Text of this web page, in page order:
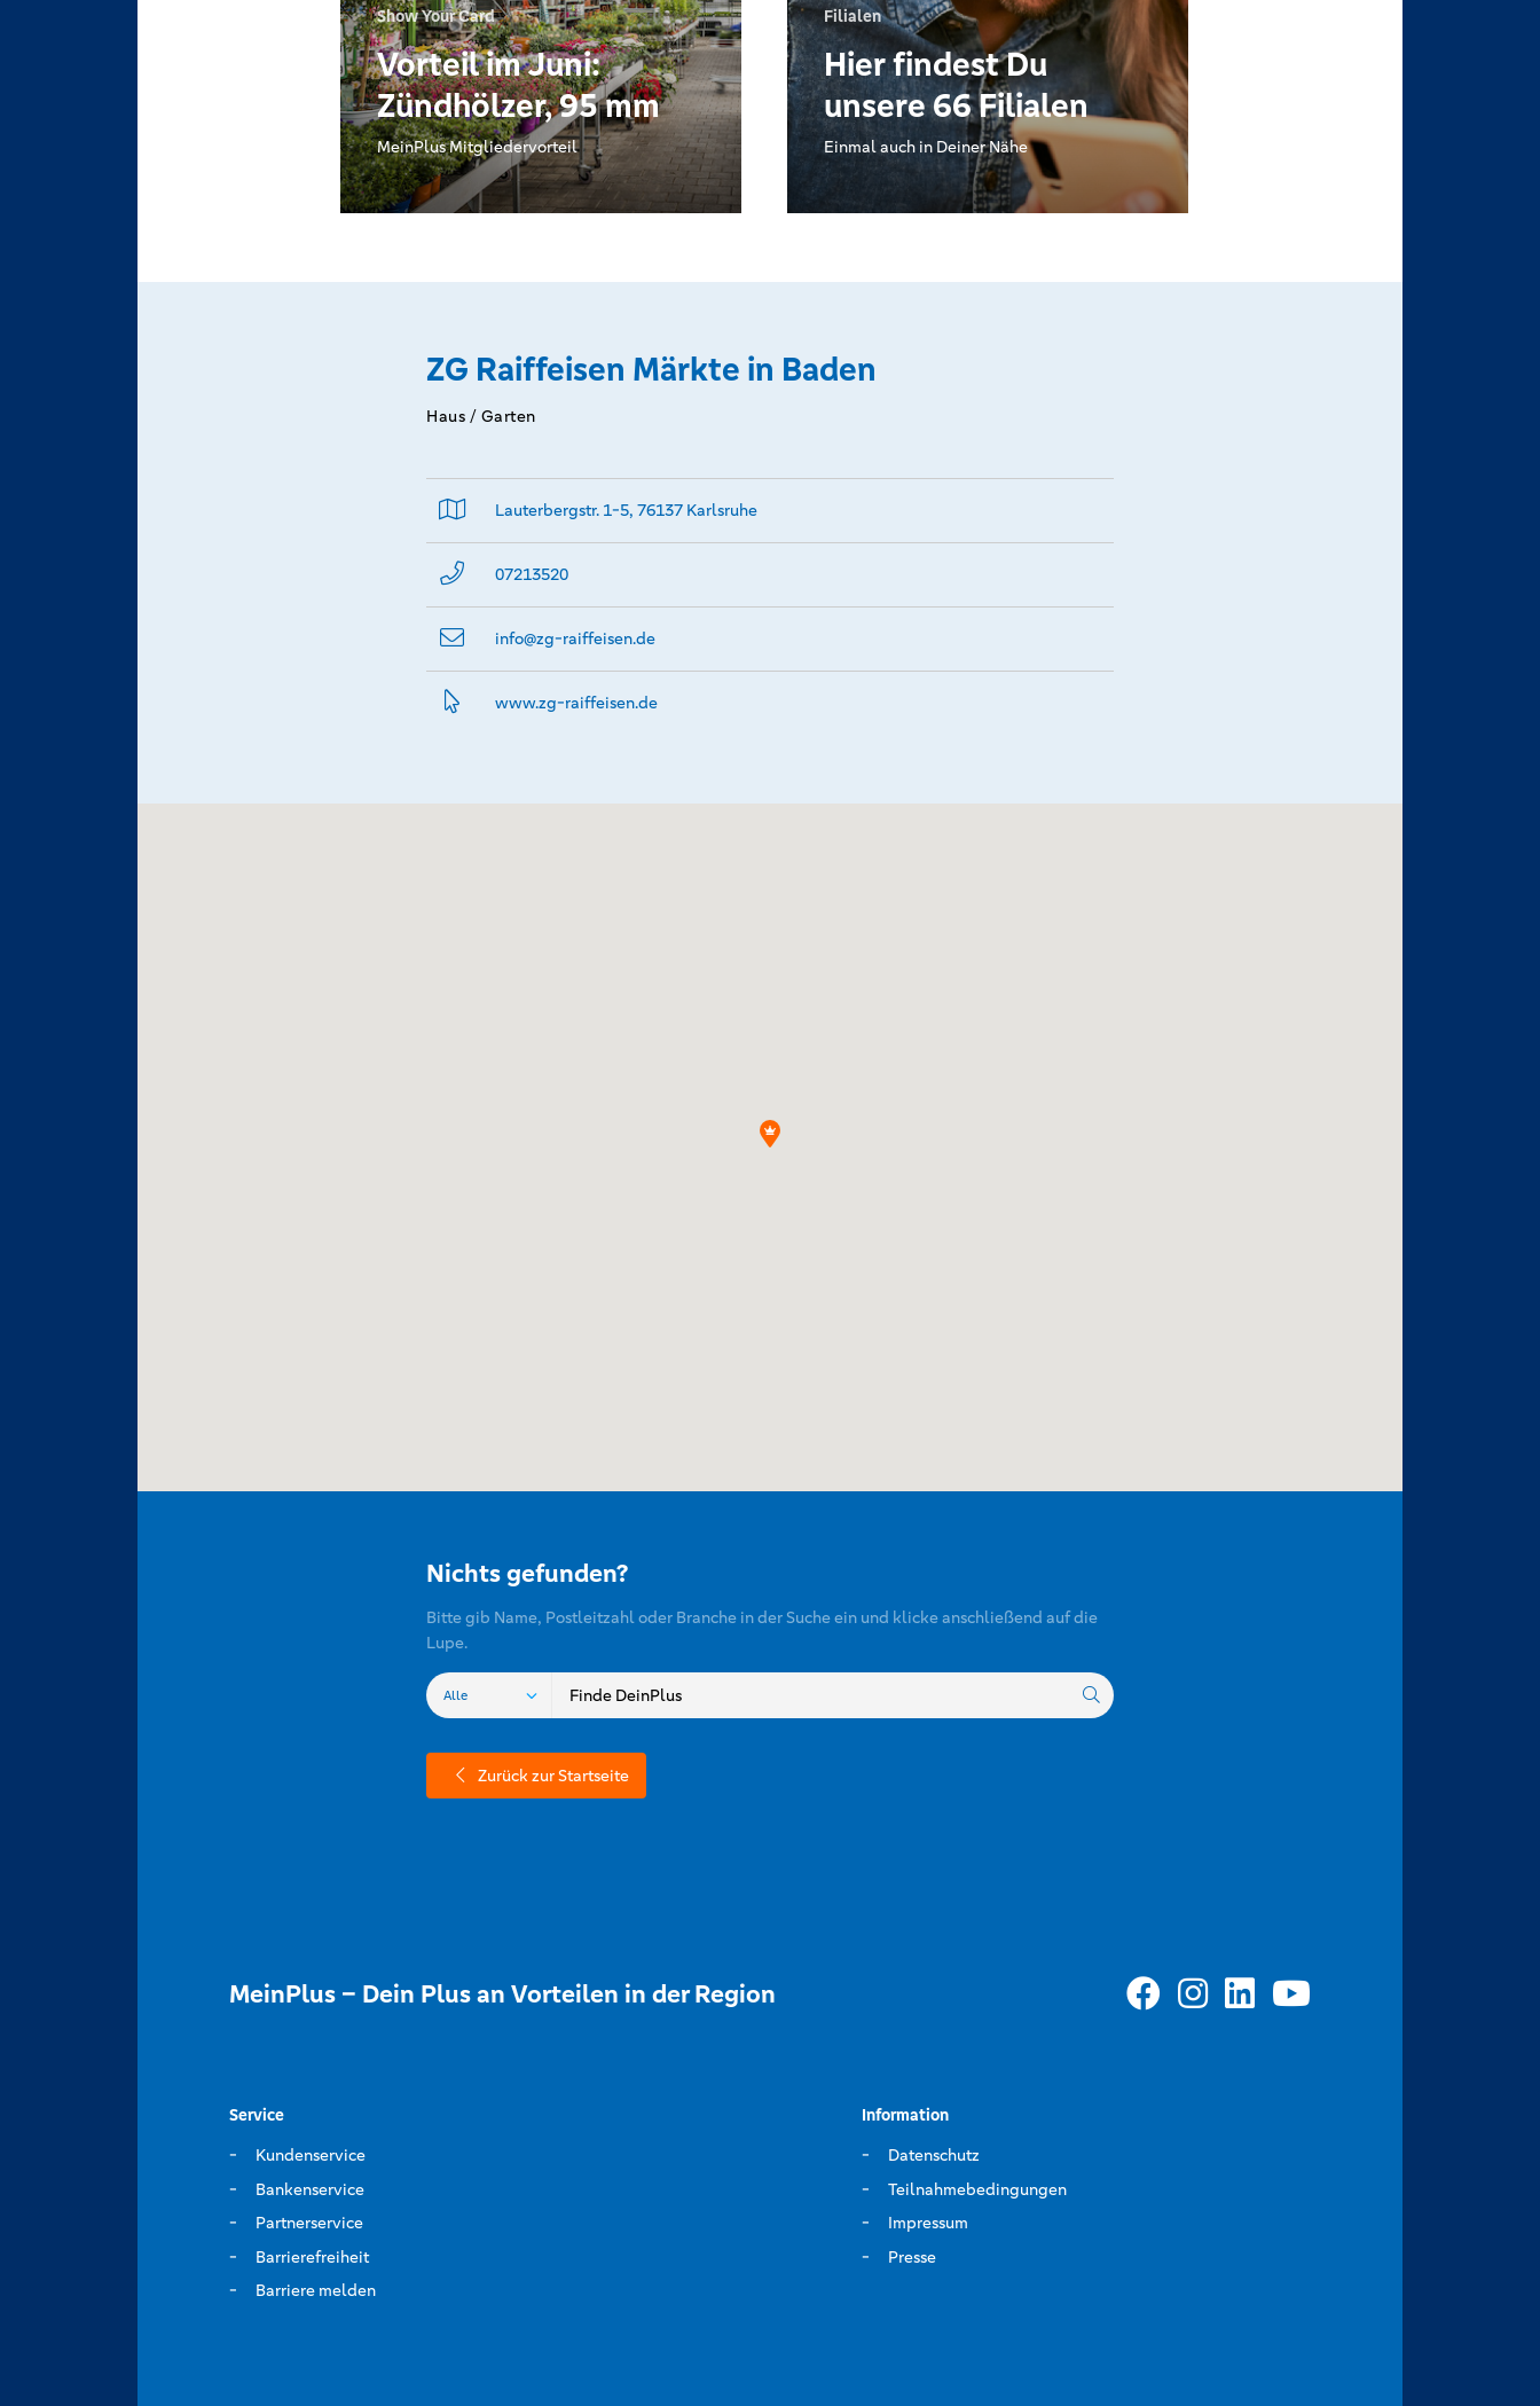
Show Your Card
Vorteil im Juni:
Zündhölzer, 95 mm
MeinPlus Mitgliedervorteil
Filialen
Hier findest Du
unsere 66 Filialen
Einmal auch in Deiner Nähe
ZG Raiffeisen Märkte in Baden
Haus / Garten
Lauterbergstr. 1-5, 76137 Karlsruhe
07213520
info@­zg-raiffeisen.de
www.­zg-raiffeisen.­de
Nichts gefunden?
Bitte gib Name, Postleitzahl oder Branche in der Suche ein und klicke anschließend auf die
Lupe.
Zurück zur Startseite
MeinPlus – Dein Plus an Vorteilen in der Region
Service
Kundenservice
Bankenservice
Partnerservice
Barrierefreiheit
Barriere melden
Information
Datenschutz
Teilnahmebedingungen
Impressum
Presse